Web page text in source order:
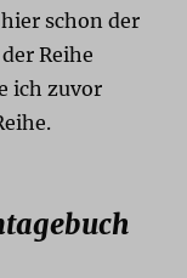
schon der
Reihe
ich zuvor